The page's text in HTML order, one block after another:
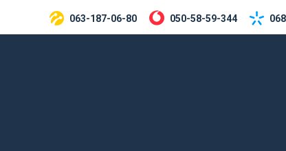
063-187-06-80 050-58-59-344